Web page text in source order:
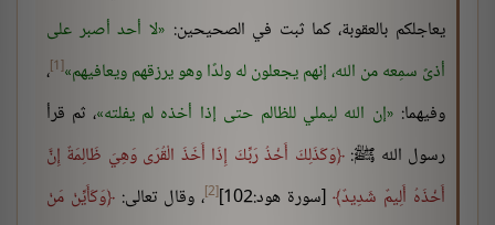
يعاجلكم بالعقوبة، كما ثبت في الصحيحين: لا أحد أصبر على
أذىً سمِعه من الله، إنهم يجعلون له ولدًا وهو يرزقهم ويعافيهم [1] ،
وفيهما: إن الله ليملي للظالم حتى إذا أخذه لم يفلته ، ثم قرأ
رسول الله ﷺ: وَكَذَلِكَ أَخْذُ رَبِّكَ إِذَا أَخَذَ الْقُرَى وَهِيَ ظَالِمَةٌ إِنَّ
أَخْذَهُ أَلِيمٌ شَدِيدٌ [سورة هود:102] [2] ، وقال تعالى: وَكَأَيِّنْ مَنْ